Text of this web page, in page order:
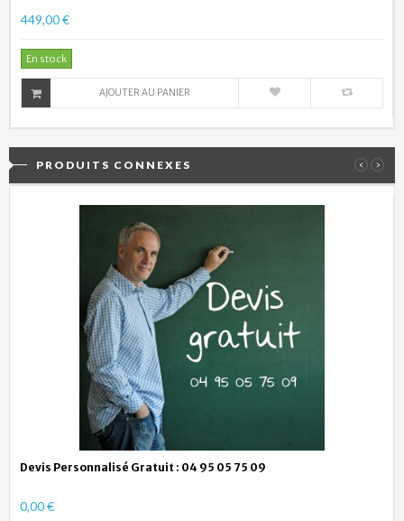
449,00 €
En stock
AJOUTER AU PANIER
PRODUITS CONNEXES ‹ ›
Devis Personnalisé Gratuit : 04 95 05 75 09
0,00 €